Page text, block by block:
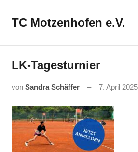
InhaltTC Motzenhofen e.V.
LK-Tagesturnier
von Sandra Schäffer 7. April 2025